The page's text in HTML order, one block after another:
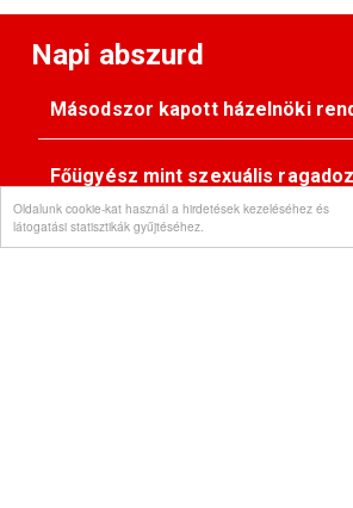
Oldalunk cookie-kat használ a hirdetések kezeléséhez és
látogatási statisztikák gyűjtéséhez.
Napi abszurd
Másodszor kapott házelnöki
Főügyész mint szexuális
Pimasz önkényúr